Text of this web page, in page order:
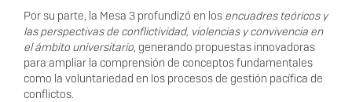
Por su parte, la Mesa 3 profundizó en los encuadres teóricos y
las perspectivas de conflictividad, violencias y convivencia en
el ámbito universitario, generando propuestas innovadoras
para ampliar la comprensión de conceptos fundamentales
como la voluntariedad en los procesos de gestión pacífica de
conflictos.